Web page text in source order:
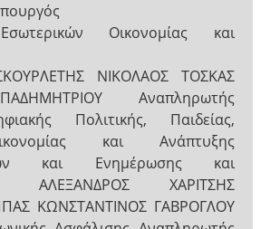
Οικονομίας και
ΝΙΚΟΛΑΟΣ ΤΟΣΚΑΣ
Αναπληρωτής
Πολιτικής, Παιδείας,
και Ανάπτυξης
και Ενημέρωσης και
ΑΛΕΞΑΝΔΡΟΣ ΧΑΡΙΤΣΗΣ
ΚΩΝΣΤΑΝΤΙΝΟΣ ΓΑΒΡΟΓΛΟΥ